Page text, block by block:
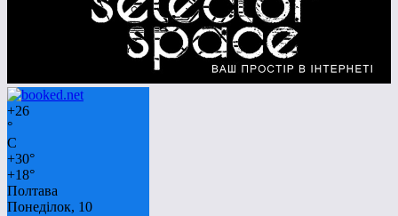
+26
°
C
+30°
+18°
Полтава
Понеділок, 10